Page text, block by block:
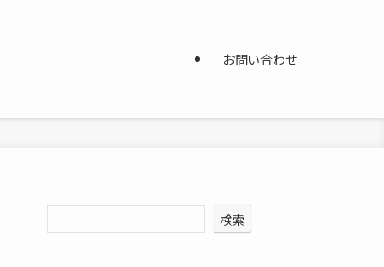
お問い合わせ
検索